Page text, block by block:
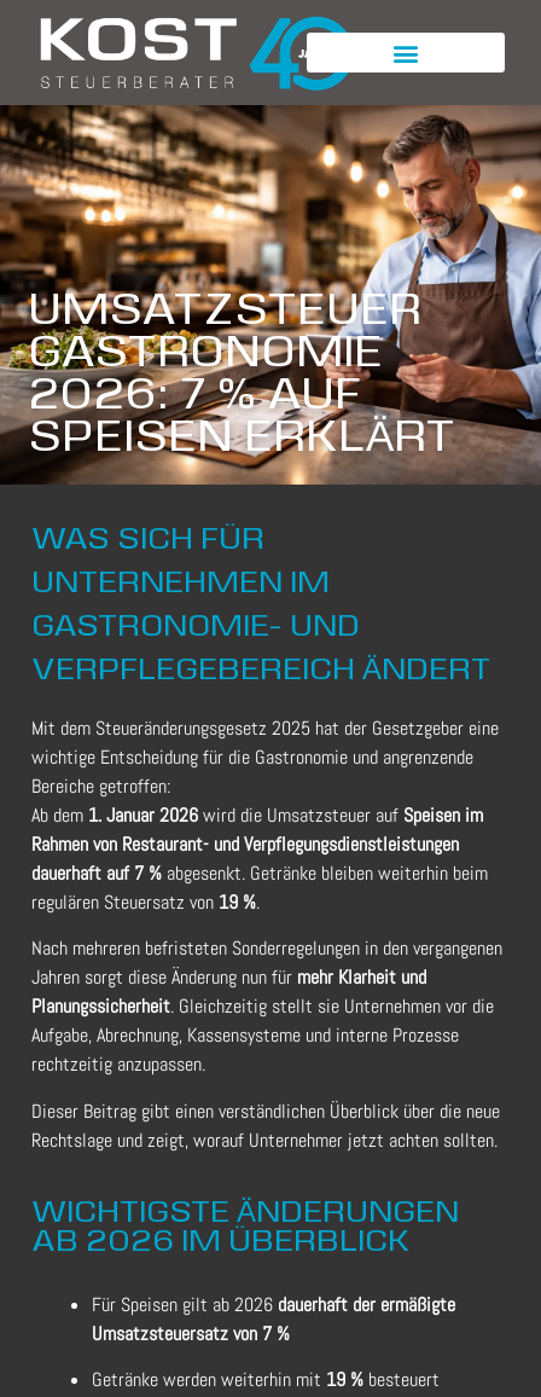
UMSATZSTEUER
GASTRONOMIE
2026: 7 % AUF
SPEISEN ERKLÄRT
WAS SICH FÜR
UNTERNEHMEN IM
GASTRONOMIE- UND
VERPFLEGEBEREICH ÄNDERT
Mit dem Steueränderungsgesetz 2025 hat der Gesetzgeber eine
wichtige Entscheidung für die Gastronomie und angrenzende
Bereiche getroffen:
Ab dem 1. Januar 2026wird die Umsatzsteuer auf Speisen im
Rahmen von Restaurant- und Verpflegungsdienstleistungen
dauerhaft auf 7 % abgesenkt. Getränke bleiben weiterhin beim
regulären Steuersatz von 19 %.
Nach mehreren befristeten Sonderregelungen in den vergangenen
Jahren sorgt diese Änderung nun für mehr Klarheit und
Planungssicherheit. Gleichzeitig stellt sie Unternehmen vor die
Aufgabe, Abrechnung, Kassensysteme und interne Prozesse
rechtzeitig anzupassen.
Dieser Beitrag gibt einen verständlichen Überblick über die neue
Rechtslage und zeigt, worauf Unternehmer jetzt achten sollten.
WICHTIGSTE ÄNDERUNGEN
AB 2026 IM ÜBERBLICK
Für Speisen gilt ab 2026 dauerhaft der ermäßigte
Umsatzsteuersatz von 7 %
Getränke werden weiterhin mit 19 % besteuert